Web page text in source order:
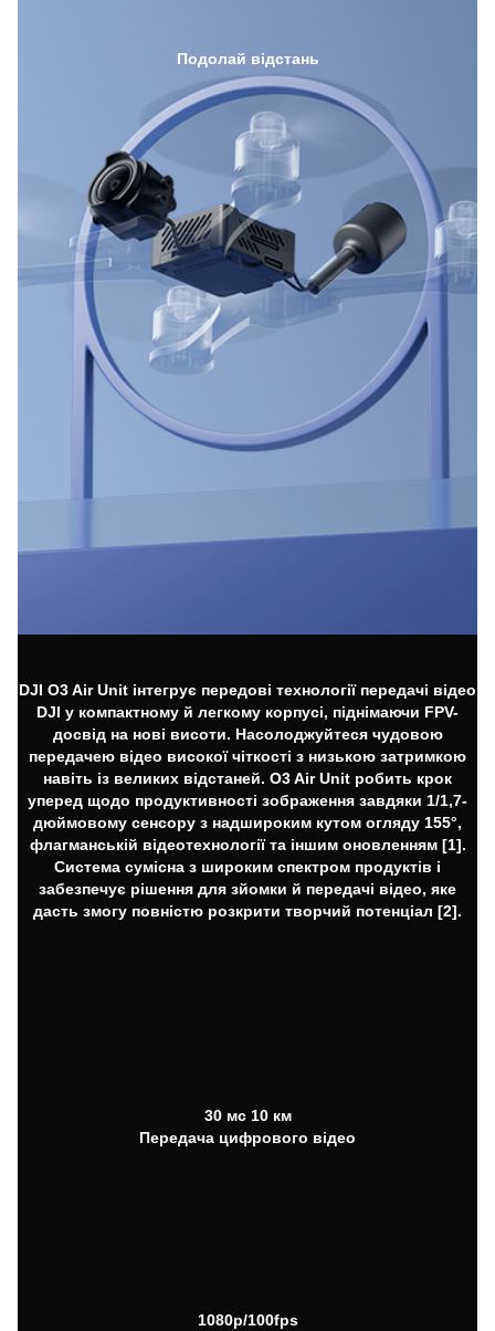
Подолай відстань
DJI O3 Air Unit інтегрує передові технології передачі відео
DJI у компактному й легкому корпусі, піднімаючи FPV-
досвід на нові висоти. Насолоджуйтеся чудовою
передачею відео високої чіткості з низькою затримкою
навіть із великих відстаней. O3 Air Unit робить крок
уперед щодо продуктивності зображення завдяки 1/1,7-
дюймовому сенсору з надшироким кутом огляду 155°,
флагманській відеотехнології та іншим оновленням [1].
Система сумісна з широким спектром продуктів і
забезпечує рішення для зйомки й передачі відео, яке
дасть змогу повністю розкрити творчий потенціал [2].
30 мс 10 км
Передача цифрового відео
1080p/100fps